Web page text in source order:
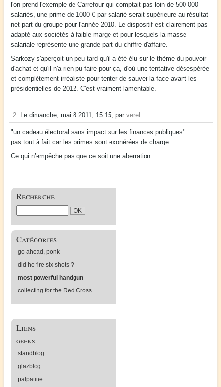
l'on prend l'exemple de Carrefour qui comptait pas loin de 500 000
salariés, une prime de 1000 € par salarié serait supérieure au résultat
net part du groupe pour l'année 2010. Le dispositif est clairement pas
adapté aux sociétés à faible marge et pour lesquels la masse
salariale représente une grande part du chiffre d'affaire.
Sarkozy s'aperçoit un peu tard qu'il a été élu sur le thème du pouvoir
d'achat et qu'il n'a rien pu faire pour ça, d'où une tentative désespérée
et complètement irréaliste pour tenter de sauver la face avant les
présidentielles de 2012. C'est vraiment lamentable.
2. Le dimanche, mai 8 2011, 15:15, par verel
"un cadeau électoral sans impact sur les finances publiques"
pas tout à fait car les primes sont exonérées de charge
Ce qui n’empêche pas que ce soit une aberration
Recherche
Catégories
go ahead, ponk
did he fire six shots ?
most powerful handgun
collecting for the Red Cross
Liens
geeks
standblog
glazblog
palpatine